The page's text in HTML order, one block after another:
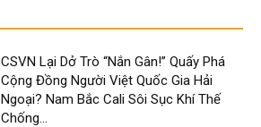
CSVN Lại Dở Trò “Nắn Gân!” Quấy Phá
Cộng Đồng Người Việt Quốc Gia Hải
Ngoại? Nam Bắc Cali Sôi Sục Khí Thế
Chống...